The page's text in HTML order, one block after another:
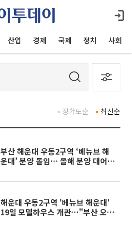
산업 경제 국제 정치 사회
최신순
정확도순
부산 해운대 우동2구역 ‘베뉴브 해
운대’ 분양 돌입… 올해 분양 대어
해운대 우동2구역 '베뉴브 해운대'
19일 모델하우스 개관…"부산 오션